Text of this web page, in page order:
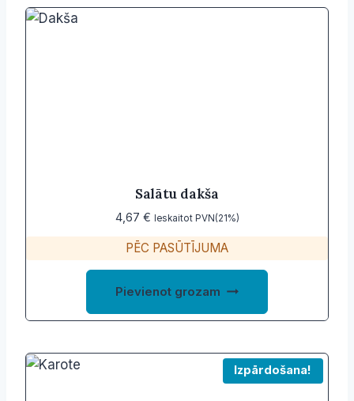
Salātu dakša
4,67 € Ieskaitot PVN(21%)
PĒC PASŪTĪJUMA
Pievienot grozam
Izpārdošana!